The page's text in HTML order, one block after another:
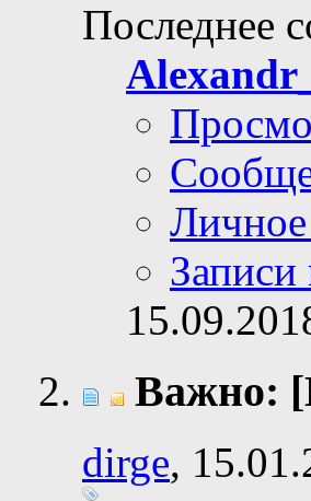
Последнее
Записи
Важно:
dirge,